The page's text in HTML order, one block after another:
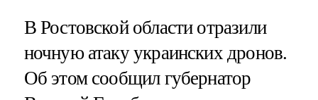
В Ростовской области отразили
ночную атаку украинских дронов.
Об этом сообщил губернатор